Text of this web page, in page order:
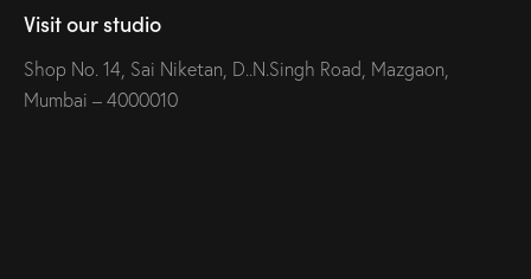
Visit our studio
Shop No. 14, Sai Niketan, D..N.Singh Road, Mazgaon,
Mumbai – 4000010